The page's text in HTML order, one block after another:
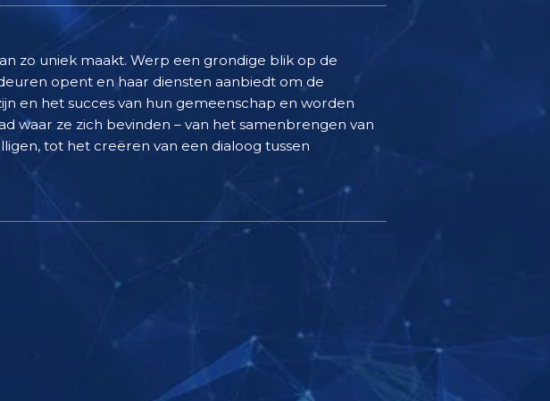
zo uniek maakt. Werp een grondige blik op de
opent en haar diensten aanbiedt om de
en het succes van hun gemeenschap en worden
waar ze zich bevinden – van het samenbrengen van
tot het creëren van een dialoog tussen